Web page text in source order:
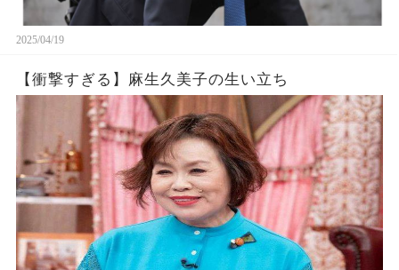
2025/04/19
【衝撃すぎる】麻生久美子の生い立ち